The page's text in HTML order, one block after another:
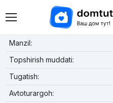
Manzil:
Topshirish muddati:
Tugatish:
Avtoturargoh: